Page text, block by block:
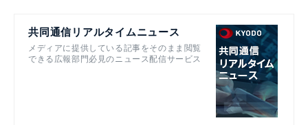
共同通信リアルタイムニュース
メディアに提供している記事をそのまま閲覧
できる広報部門必見のニュース配信サービス